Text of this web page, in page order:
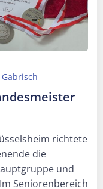
richtete
die
und
Seniorenbereich